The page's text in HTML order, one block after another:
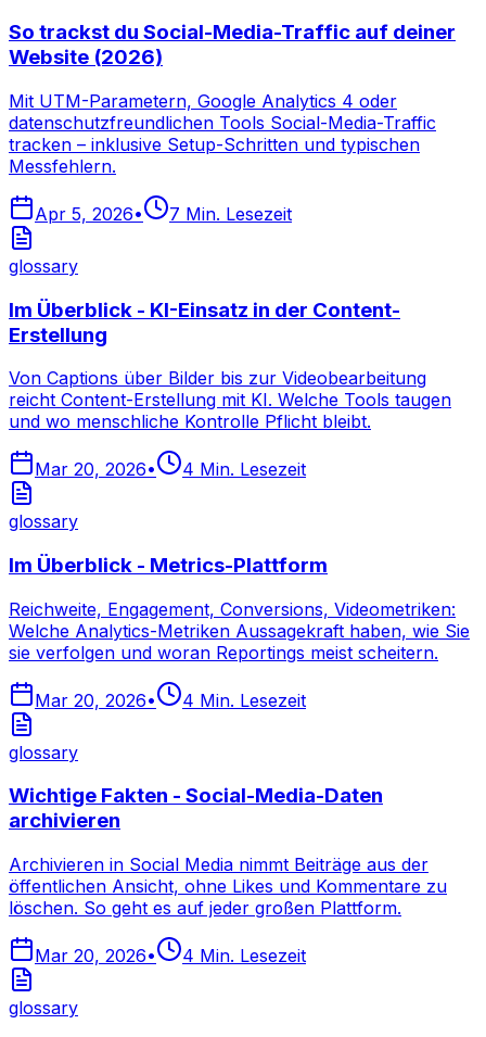
So trackst du Social-Media-Traffic auf deiner
Website (2026)
Mit UTM-Parametern, Google Analytics 4 oder
datenschutzfreundlichen Tools Social-Media-Traffic
tracken – inklusive Setup-Schritten und typischen
Messfehlern.
Apr 5, 2026• 7 Min. Lesezeit
glossary
Im Überblick - KI-Einsatz in der Content-
Erstellung
Von Captions über Bilder bis zur Videobearbeitung
reicht Content-Erstellung mit KI. Welche Tools taugen
und wo menschliche Kontrolle Pflicht bleibt.
Mar 20, 2026• 4 Min. Lesezeit
glossary
Im Überblick - Metrics-Plattform
Reichweite, Engagement, Conversions, Videometriken:
Welche Analytics-Metriken Aussagekraft haben, wie Sie
sie verfolgen und woran Reportings meist scheitern.
Mar 20, 2026• 4 Min. Lesezeit
glossary
Wichtige Fakten - Social-Media-Daten
archivieren
Archivieren in Social Media nimmt Beiträge aus der
öffentlichen Ansicht, ohne Likes und Kommentare zu
löschen. So geht es auf jeder großen Plattform.
Mar 20, 2026• 4 Min. Lesezeit
glossary